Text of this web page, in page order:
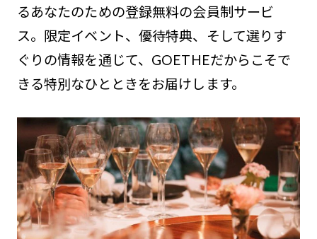
るあなたのための登録無料の会員制サービ
ス。限定イベント、優待特典、そして選りす
ぐりの情報を通じて、GOETHEだからこそで
きる特別なひとときをお届けします。